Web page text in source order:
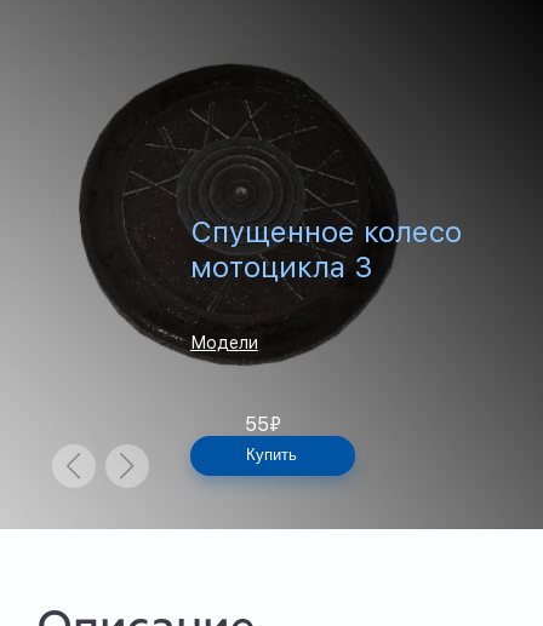
Спущенное колесо
мотоцикла 3
Модели
55₽
Купить